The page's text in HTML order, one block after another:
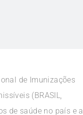
de Imunizações
(BRASIL,
de saúde no país e a